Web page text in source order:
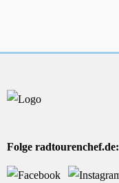
Folge radtourenchef.de: